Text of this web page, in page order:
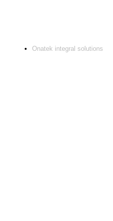
Onatek integral solutions